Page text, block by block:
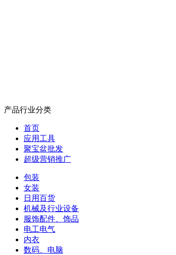
产品行业分类
首页
应用工具
聚宝盆批发
超级营销推广
包装
女装
日用百货
机械及行业设备
服饰配件、饰品
电工电气
内衣
数码、电脑